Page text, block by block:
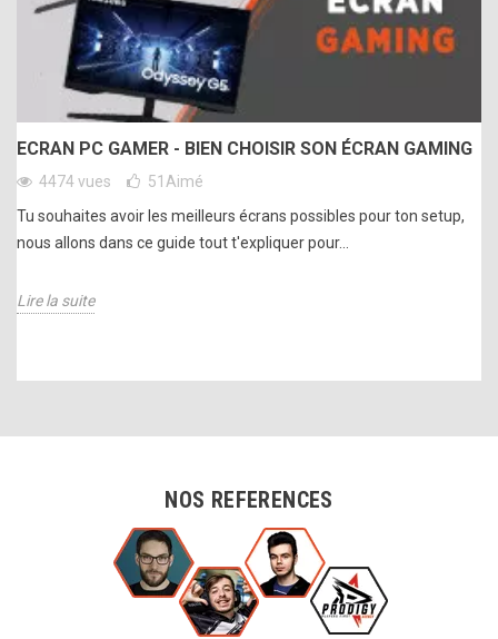
ECRAN PC GAMER - BIEN CHOISIR SON ÉCRAN GAMING
4474 vues 51 Aimé
Tu souhaites avoir les meilleurs écrans possibles pour ton setup,
nous allons dans ce guide tout t'expliquer pour...
Lire la suite
NOS REFERENCES